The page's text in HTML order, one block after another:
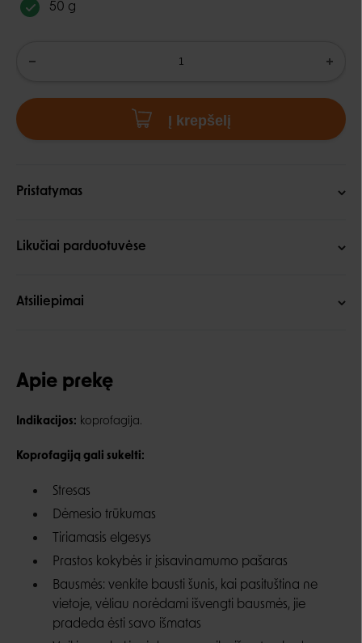
50 g
Į krepšelį
Pristatymas
Likučiai parduotuvėse
Atsiliepimai
Apie prekę
Indikacijos: koprofagija.
Koprofagiją gali sukelti:
Stresas
Dėmesio trūkumas
Tiriamasis elgesys
Prastos kokybės ir įsisavinamumo pašaras
Bausmės: venkite bausti šunis, kai pasituština ne
vietoje, vėliau norėdami išvengti bausmės, jie
pradeda ėsti savo išmatas